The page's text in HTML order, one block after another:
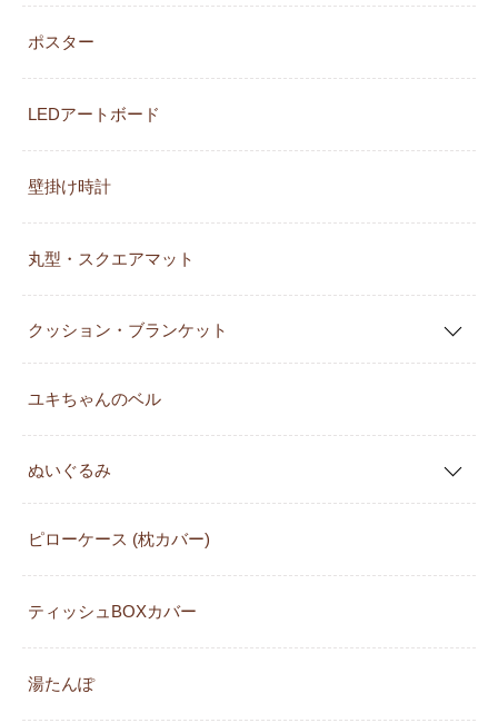
ポスター
LEDアートボード
壁掛け時計
丸型・スクエアマット
クッション・ブランケット
ユキちゃんのベル
ぬいぐるみ
ピローケース (枕カバー)
ティッシュBOXカバー
湯たんぽ